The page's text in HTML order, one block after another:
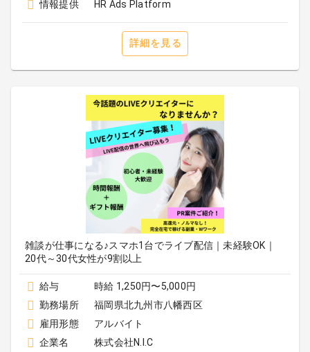
情報提供
HR Ads Platform
詳細を見る
雑談が仕事になる♪スマホ1台でライブ配信｜未経験OK｜
20代～30代女性が9割以上
給与
時給 1,250円〜5,000円
勤務場所
福岡県北九州市八幡西区
雇用形態
アルバイト
企業名
株式会社N.I.C